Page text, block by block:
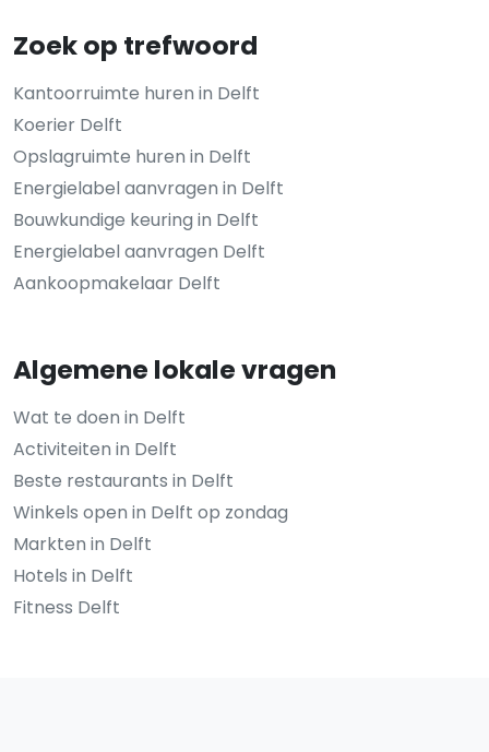
Zoek op trefwoord
Kantoorruimte huren in Delft
Koerier Delft
Opslagruimte huren in Delft
Energielabel aanvragen in Delft
Bouwkundige keuring in Delft
Energielabel aanvragen Delft
Aankoopmakelaar Delft
Algemene lokale vragen
Wat te doen in Delft
Activiteiten in Delft
Beste restaurants in Delft
Winkels open in Delft op zondag
Markten in Delft
Hotels in Delft
Fitness Delft